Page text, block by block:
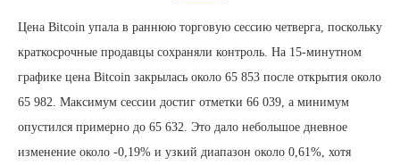
Цена Bitcoin упала в раннюю торговую сессию четверга, поскольку
краткосрочные продавцы сохраняли контроль. На 15-минутном
графике цена Bitcoin закрылась около 65 853 после открытия около
65 982. Максимум сессии достиг отметки 66 039, а минимум
опустился примерно до 65 632. Это дало небольшое дневное
изменение около -0,19% и узкий диапазон около 0,61%, хотя